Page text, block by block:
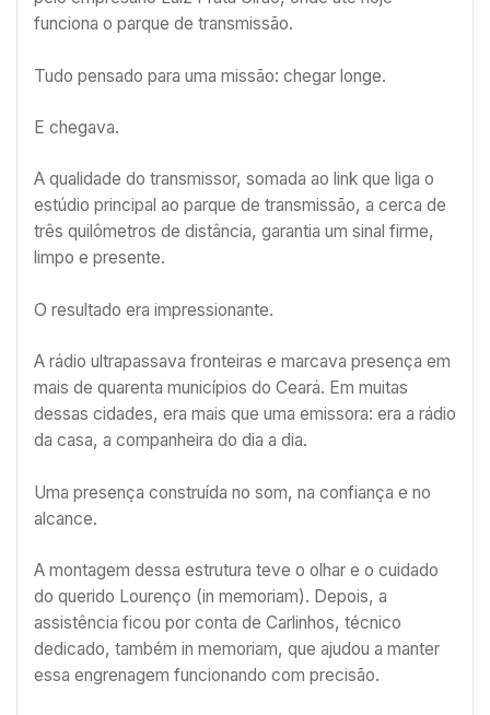
funciona o parque de transmissão.
Tudo pensado para uma missão: chegar longe.
E chegava.
A qualidade do transmissor, somada ao link que liga o
estúdio principal ao parque de transmissão, a cerca de
três quilômetros de distância, garantia um sinal firme,
limpo e presente.
O resultado era impressionante.
A rádio ultrapassava fronteiras e marcava presença em
mais de quarenta municípios do Ceará. Em muitas
dessas cidades, era mais que uma emissora: era a rádio
da casa, a companheira do dia a dia.
Uma presença construída no som, na confiança e no
alcance.
A montagem dessa estrutura teve o olhar e o cuidado
do querido Lourenço (in memoriam). Depois, a
assistência ficou por conta de Carlinhos, técnico
dedicado, também in memoriam, que ajudou a manter
essa engrenagem funcionando com precisão.